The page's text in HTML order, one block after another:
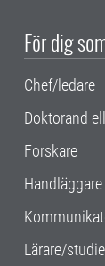
För dig
Chef/ledare
Doktorand
Forskare
Handläggare
Lärare/